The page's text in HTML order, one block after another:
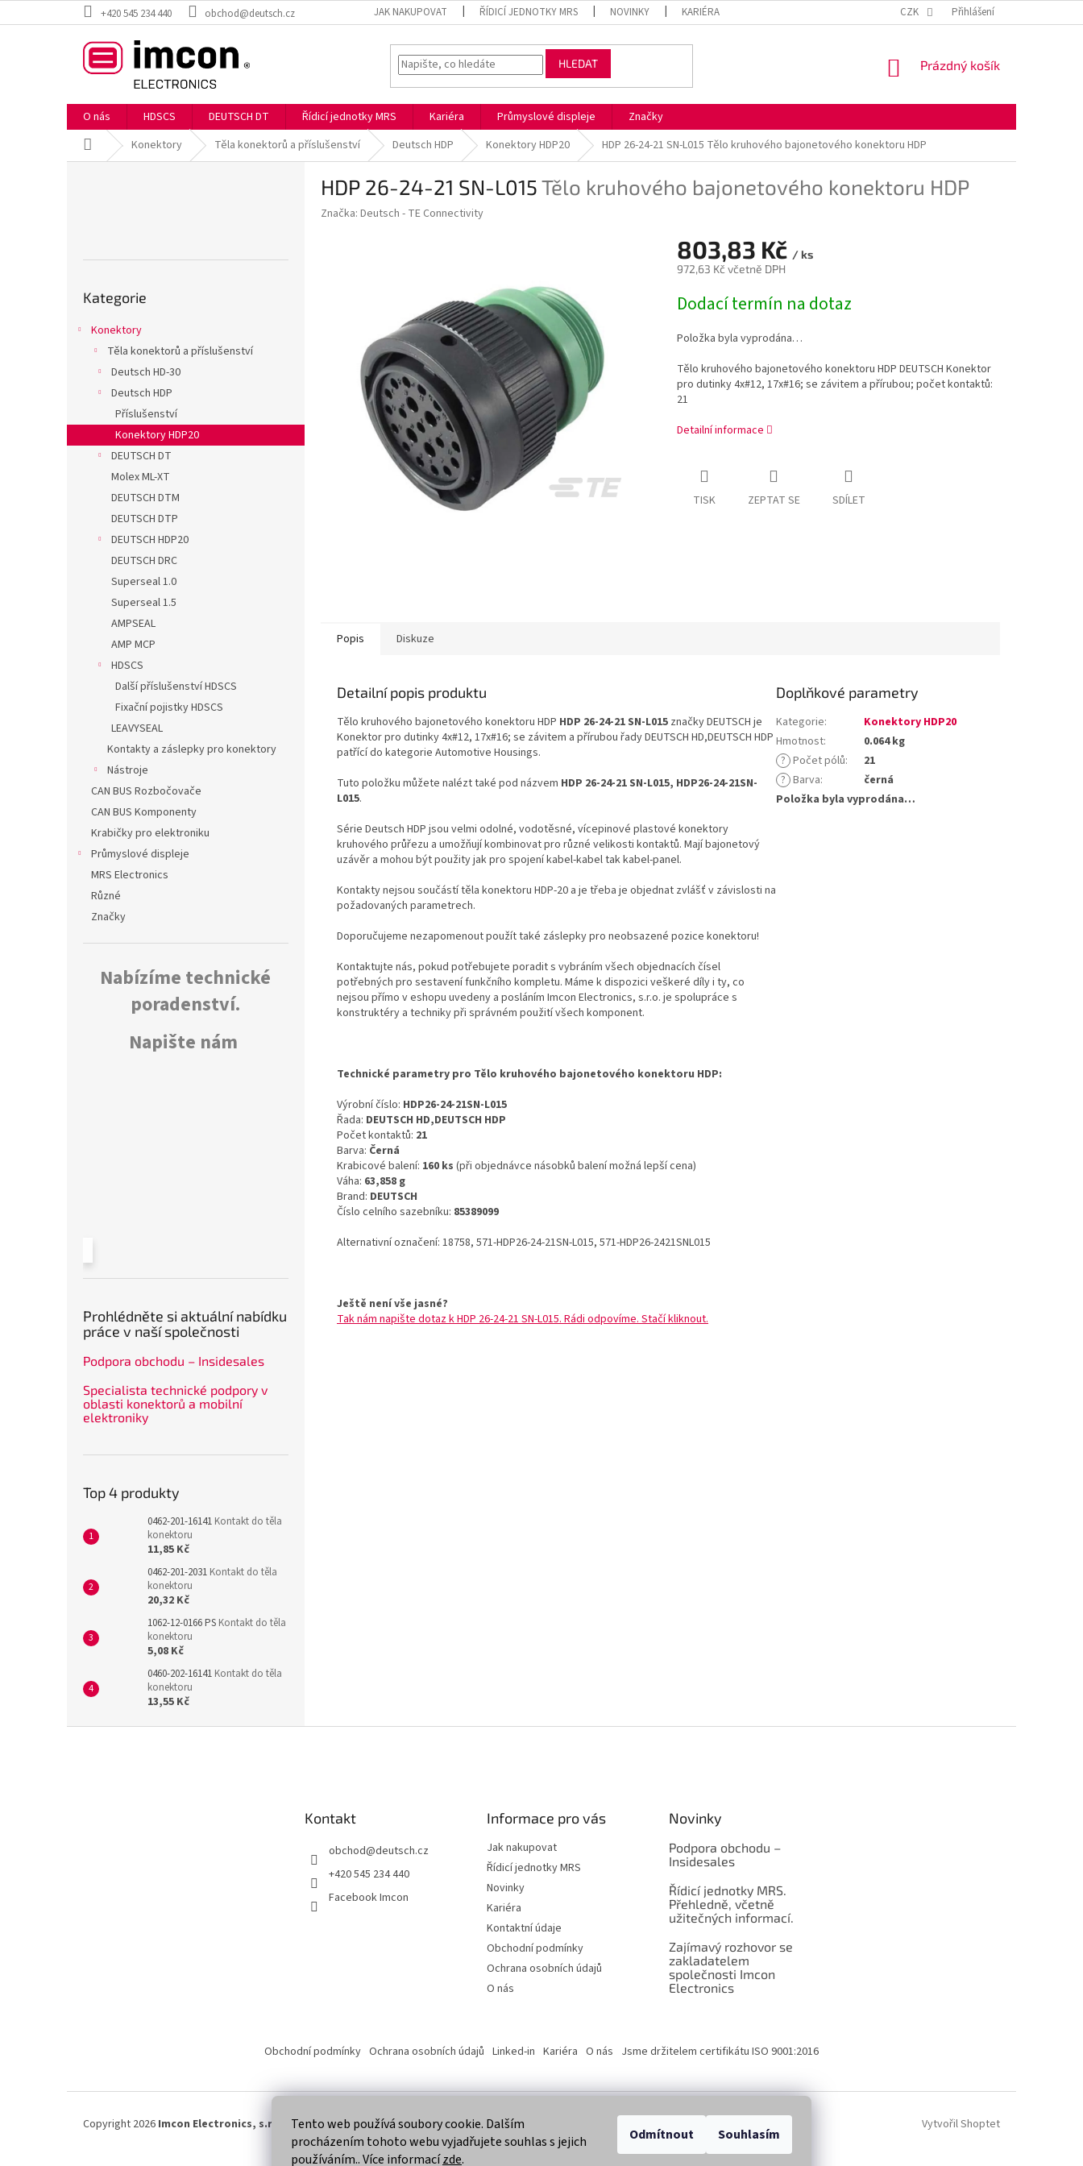
Tento web používá soubory cookie. Dalším
procházením tohoto webu vyjadřujete souhlas s jejich
používáním.. Více informacízde.
Odmítnout Souhlasím
na
+420 545 234 440 obchod@deutsch.cz JAK NAKUPOVAT ŘÍDICÍ JEDNOTKY MRS NOVINKY KARIÉRA OBCHODNÍ PODMÍNKY
CZK Přihlášení
HLEDAT
NÁKUPNÍ
Prázdný košík
O nás HDSCS DEUTSCH DT Řídicí jednotky MRS Kariéra Průmyslové displeje
Značky
Domů Konektory Těla konektorů a příslušenství Deutsch HDP Konektory HDP20 HDP 26-24-21 SN-L015 Tělo kruhového bajonetového konektoru HDP
kategorie
Kategorie
Konektory
Těla konektorů a příslušenství
Deutsch HD-30
Deutsch HDP
Příslušenství
Konektory HDP20
DEUTSCH DT
Molex ML-XT
DEUTSCH DTM
DEUTSCH DTP
DEUTSCH HDP20
DEUTSCH DRC
Superseal 1.0
Superseal 1.5
AMPSEAL
AMP MCP
HDSCS
Další příslušenství HDSCS
Fixační pojistky HDSCS
LEAVYSEAL
Kontakty a záslepky pro konektory
Nástroje
CAN BUS Rozbočovače
CAN BUS Komponenty
Krabičky pro elektroniku
Průmyslové displeje
MRS Electronics
Různé
Značky
Nabízíme technické
poradenství.
Napište nám
Prohlédněte si aktuální nabídku
práce v naší společnosti
Podpora obchodu – Insidesales
Specialista technické podpory v
oblasti konektorů a mobilní
elektroniky
Top 4 produkty
0462-201-16141 Kontakt do těla
konektoru
11,85 Kč
0462-201-2031 Kontakt do těla
konektoru
20,32 Kč
1062-12-0166 PS Kontakt do těla
konektoru
5,08 Kč
0460-202-16141 Kontakt do těla
konektoru
13,55 Kč
HDP 26-24-21 SN-L015Tělo kruhového bajonetového konektoru HDP
Značka: Deutsch - TE Connectivity
803,83 Kč / ks
972,63 Kč včetně DPH
cena:
Dodací termín na dotaz
Položka byla vyprodána…
Tělo kruhového bajonetového konektoru HDP DEUTSCH Konektor
pro dutinky 4x#12, 17x#16; se závitem a přírubou; počet kontaktů:
21
Detailní informace
TISK ZEPTAT SE SDÍLET
Popis Diskuze
Detailní popis produktu
Tělo kruhového bajonetového konektoru HDP HDP 26-24-21 SN-L015 značky DEUTSCH je
Konektor pro dutinky 4x#12, 17x#16; se závitem a přírubou řady DEUTSCH HD,DEUTSCH HDP
patřící do kategorie Automotive Housings.
Tuto položku můžete nalézt také pod názvem HDP 26-24-21 SN-L015, HDP26-24-21SN-
L015.
Série Deutsch HDP jsou velmi odolné, vodotěsné, vícepinové plastové konektory
kruhového průřezu a umožňují kombinovat pro různé velikosti kontaktů. Mají bajonetový
uzávěr a mohou být použity jak pro spojení kabel-kabel tak kabel-panel.
Kontakty nejsou součástí těla konektoru HDP-20 a je třeba je objednat zvlášť v závislosti na
požadovaných parametrech.
Doporučujeme nezapomenout použít také záslepky pro neobsazené pozice konektoru!
Kontaktujte nás, pokud potřebujete poradit s vybráním všech objednacích čísel
potřebných pro sestavení funkčního kompletu. Máme k dispozici veškeré díly i ty, co
nejsou přímo v eshopu uvedeny a posláním Imcon Electronics, s.r.o. je spolupráce s
konstruktéry a techniky při správném použití všech komponent.
Technické parametry pro Tělo kruhového bajonetového konektoru HDP:
Výrobní číslo: HDP26-24-21SN-L015
Řada: DEUTSCH HD,DEUTSCH HDP
Počet kontaktů: 21
Barva: Černá
Krabicové balení: 160 ks (při objednávce násobků balení možná lepší cena)
Váha: 63,858 g
Brand: DEUTSCH
Číslo celního sazebníku: 85389099
Alternativní označení: 18758, 571-HDP26-24-21SN-L015, 571-HDP26-2421SNL015
Ještě není vše jasné?
Tak nám napište dotaz k HDP 26-24-21 SN-L015. Rádi odpovíme. Stačí kliknout.
Doplňkové parametry
Kategorie:
Konektory HDP20
Hmotnost:
0.064 kg
? Počet pólů:
21
? Barva:
černá
Položka byla vyprodána…
Kontakt
obchod@deutsch.cz
+420 545 234 440
Facebook Imcon
Informace pro vás
Jak nakupovat
Řídicí jednotky MRS
Novinky
Kariéra
Kontaktní údaje
Obchodní podmínky
Ochrana osobních údajů
O nás
Novinky
Podpora obchodu –
Insidesales
Řídicí jednotky MRS.
Přehledně, včetně
užitečných informací.
Zajímavý rozhovor se
zakladatelem
společnosti Imcon
Electronics
Obchodní podmínky Ochrana osobních údajů Linked-in Kariéra O nás Jsme držitelem certifikátu ISO 9001:2016
Vytvořil Shoptet
Copyright 2026 Imcon Electronics, s.r.o. . Všechna práva vyhrazena.